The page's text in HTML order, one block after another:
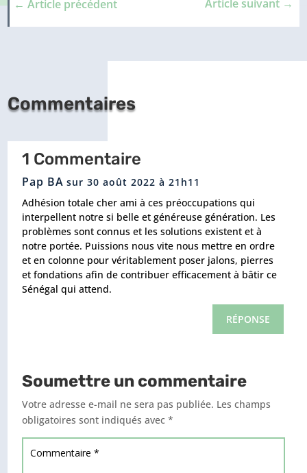
←Article précédent Article suivant→
Commentaires
1 Commentaire
Pap BA sur 30 août 2022 à 21h11
Adhésion totale cher ami à ces préoccupations qui
interpellent notre si belle et généreuse génération. Les
problèmes sont connus et les solutions existent et à
notre portée. Puissions nous vite nous mettre en ordre
et en colonne pour véritablement poser jalons, pierres
et fondations afin de contribuer efficacement à bâtir ce
Sénégal qui attend.
RÉPONSE
Soumettre un commentaire
Votre adresse e-mail ne sera pas publiée. Les champs
obligatoires sont indiqués avec*